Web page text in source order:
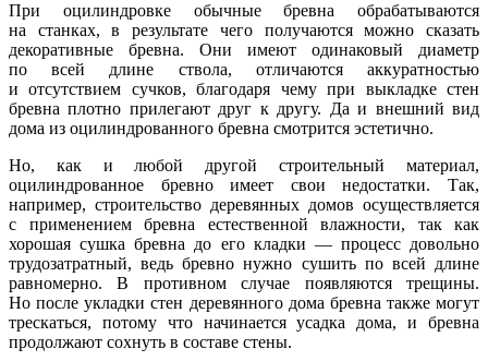
При оцилиндровке обычные бревна обрабатываются
на станках, в результате чего получаются можно сказать
декоративные бревна. Они имеют одинаковый диаметр
по всей длине ствола, отличаются аккуратностью
и отсутствием сучков, благодаря чему при выкладке стен
бревна плотно прилегают друг к другу. Да и внешний вид
дома из оцилиндрованного бревна смотрится эстетично.
Но, как и любой другой строительный материал,
оцилиндрованное бревно имеет свои недостатки. Так,
например, строительство деревянных домов осуществляется
с применением бревна естественной влажности, так как
хорошая сушка бревна до его кладки — процесс довольно
трудозатратный, ведь бревно нужно сушить по всей длине
равномерно. В противном случае появляются трещины.
Но после укладки стен деревянного дома бревна также могут
трескаться, потому что начинается усадка дома, и бревна
продолжают сохнуть в составе стены.